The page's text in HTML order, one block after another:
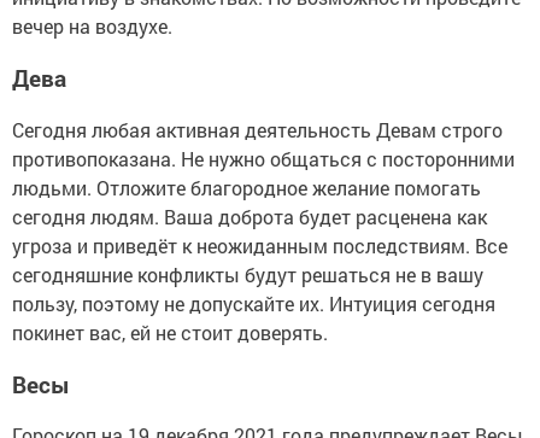
вечер на воздухе.
Дева
Сегодня любая активная деятельность Девам строго
противопоказана. Не нужно общаться с посторонними
людьми. Отложите благородное желание помогать
сегодня людям. Ваша доброта будет расценена как
угроза и приведёт к неожиданным последствиям. Все
сегодняшние конфликты будут решаться не в вашу
пользу, поэтому не допускайте их. Интуиция сегодня
покинет вас, ей не стоит доверять.
Весы